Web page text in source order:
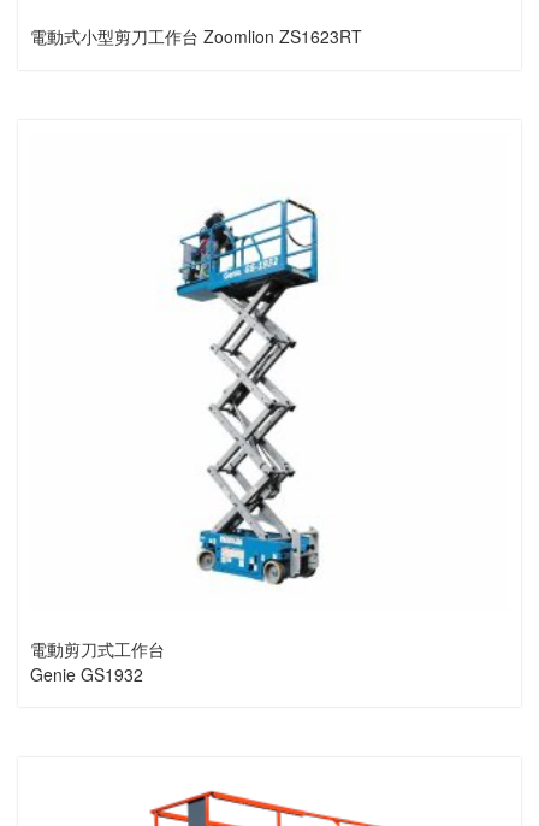
電動式小型剪刀工作台 Zoomlion ZS1623RT
電動剪刀式工作台
Genie GS1932